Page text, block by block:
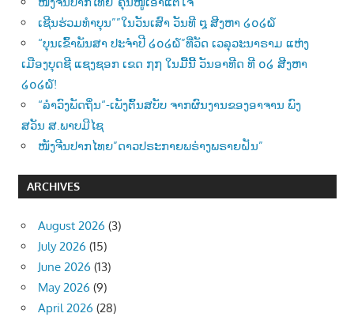
ເຊີນຮ່ວມທຳບຸນ””ໃນວັນເສົາ ວັນທີ ໘ ສີງຫາ ໒໐໒໖
“ບຸນເຂົ້າພັນສາ ປະຈຳປີ ໒໐໒໖”ທີ່ວັດ ເວລຸວະນາຣາມ ແຫ່ງ
ເມືອງບຸດຊີ ແຊງຊອກ ເຂດ ໗໗ ໃນມື້ນີ້ ວັນອາທີດ ທີ ໐໒ ສີງຫາ
໒໐໒໖!
“ລຳວົງພັດຖິ່ນ“-ເພັງຕົ້ນສບັບ ຈາກຜົນງານຂອງອາຈານ ພົງ
ສວັນ ສ.ພາບມີໄຊ
ໜັງຈີນປາກໄທຍ”ດາວປຣະກາຍພຣ່າງພຣາຍຝັນ”
ARCHIVES
August 2026 (3)
July 2026 (15)
June 2026 (13)
May 2026 (9)
April 2026 (28)